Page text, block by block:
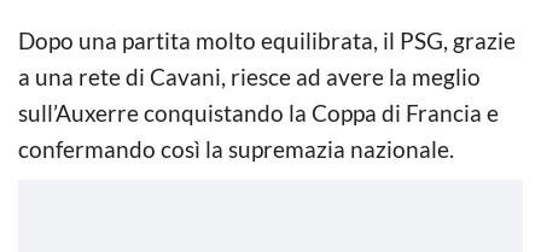
Dopo una partita molto equilibrata, il PSG, grazie
a una rete di Cavani, riesce ad avere la meglio
sull’Auxerre conquistando la Coppa di Francia e
confermando così la supremazia nazionale.